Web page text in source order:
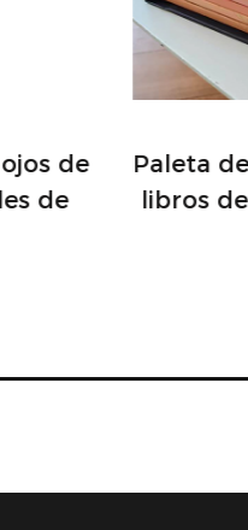
de
de
Paleta
libros